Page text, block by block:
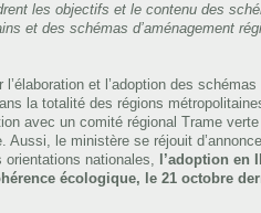
les objectifs et le contenu des
et des schémas d’aménagement
et l’adoption des
la totalité des régions
avec un comité régional Trame
Aussi, le ministère se réjouit
nationales,
l’adoption en
écologique, le 21 octobre